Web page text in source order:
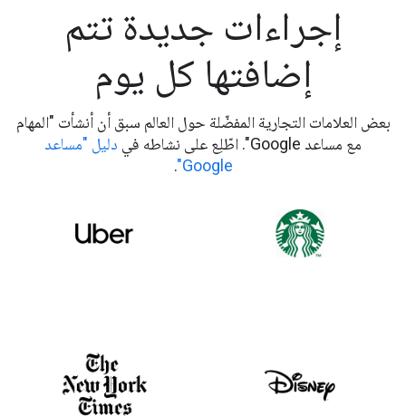
إجراءات جديدة تتم
إضافتها كل يوم
بعض العلامات التجارية المفضّلة حول العالم سبق أن أنشأت "المهام
مع مساعد Google". اطّلِع على نشاطه في
دليل "مساعد
Google"
.